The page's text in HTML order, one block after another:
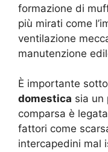
formazione di
più mirati come
ventilazione
manutenzione
È importante
domestica sia un
comparsa è
fattori come
intercapedini mal